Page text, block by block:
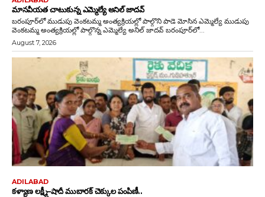
మానవీయత చాటుకున్న ఎమ్మెల్యే అనిల్ జాదవ్
బరంపూర్‌లో ముడుపు వెంకటమ్మ అంత్యక్రియల్లో పాల్గొని పాడె మోసిన ఎమ్మెల్యే ముడుపు
వెంకటమ్మ అంత్యక్రియల్లో పాల్గొన్న ఎమ్మెల్యే అనిల్ జాదవ్ బరంపూర్‌లో...
August 7, 2026
ADILABAD
కళ్యాణ లక్ష్మీ–షాదీ ముబారక్ చెక్కుల పంపిణీ..